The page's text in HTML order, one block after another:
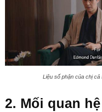
Liệu số phận của chị
2. Mối quan